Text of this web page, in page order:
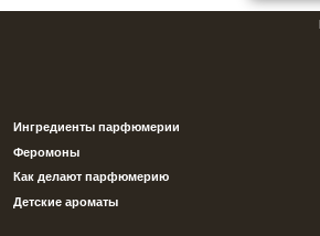
Ингредиенты парфюмерии
Феромоны
Как делают парфюмерию
Детские ароматы